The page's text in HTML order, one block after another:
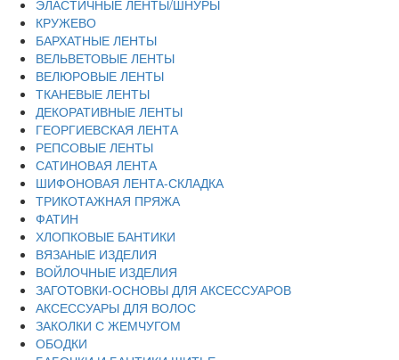
ЭЛАСТИЧНЫЕ ЛЕНТЫ/ШНУРЫ
КРУЖЕВО
БАРХАТНЫЕ ЛЕНТЫ
ВЕЛЬВЕТОВЫЕ ЛЕНТЫ
ВЕЛЮРОВЫЕ ЛЕНТЫ
ТКАНЕВЫЕ ЛЕНТЫ
ДЕКОРАТИВНЫЕ ЛЕНТЫ
ГЕОРГИЕВСКАЯ ЛЕНТА
РЕПСОВЫЕ ЛЕНТЫ
САТИНОВАЯ ЛЕНТА
ШИФОНОВАЯ ЛЕНТА-СКЛАДКА
ТРИКОТАЖНАЯ ПРЯЖА
ФАТИН
ХЛОПКОВЫЕ БАНТИКИ
ВЯЗАНЫЕ ИЗДЕЛИЯ
ВОЙЛОЧНЫЕ ИЗДЕЛИЯ
ЗАГОТОВКИ-ОСНОВЫ ДЛЯ АКСЕССУАРОВ
АКСЕССУАРЫ ДЛЯ ВОЛОС
ЗАКОЛКИ С ЖЕМЧУГОМ
ОБОДКИ